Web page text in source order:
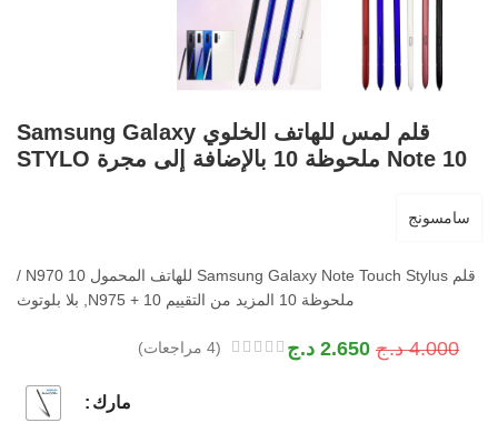
قلم لمس للهاتف الخلوي Samsung Galaxy
Note 10 ملحوظة 10 بالإضافة إلى مجرة ​​STYLO
سامسونج
قلم Samsung Galaxy Note Touch Stylus للهاتف المحمول 10 N970 /
ملحوظة 10 المزيد من التقييم 10 + N975, بلا بلوتوث
4.000 د.ج 2.650 د.ج (
4 مراجعات)
مارك